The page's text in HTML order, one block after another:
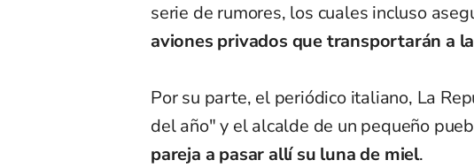
serie de rumores, los cuales incluso
aviones privados que transportarán a
Por su parte, el periódico italiano, La
del año" y el alcalde de un pequeño
pareja a pasar allí su luna de miel.